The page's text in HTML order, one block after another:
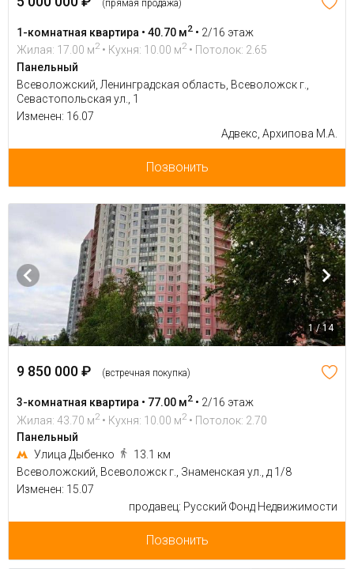
(прямая продажа)
1-комнатная квартира • 40.70 м2 • 2/16 этаж
Жилая: 17.00 м2 • Кухня: 10.00 м2 • Потолок: 2.65
Панельный
Всеволожский, Ленинградская область, Всеволожск г.,
Севастопольская ул., 1
Изменен: 16.07
Адвекс, Архипова М.А.
Позвонить
1 / 14
9 850 000 ₽ (встречная покупка)
3-комнатная квартира • 77.00 м2 • 2/16 этаж
Жилая: 43.70 м2 • Кухня: 10.00 м2 • Потолок: 2.70
Панельный
Улица Дыбенко
13.1 км
Всеволожский, Всеволожск г., Знаменская ул., д 1/8
Изменен: 15.07
продавец: Русский Фонд Недвижимости
Позвонить